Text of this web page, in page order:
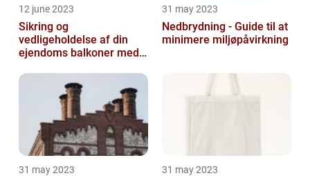
12 june 2023
Sikring og
vedligeholdelse af din
ejendoms balkoner med
31 may 2023
Nedbrydning - Guide til at
minimere miljøpåvirkning
31 may 2023 31 may 2023